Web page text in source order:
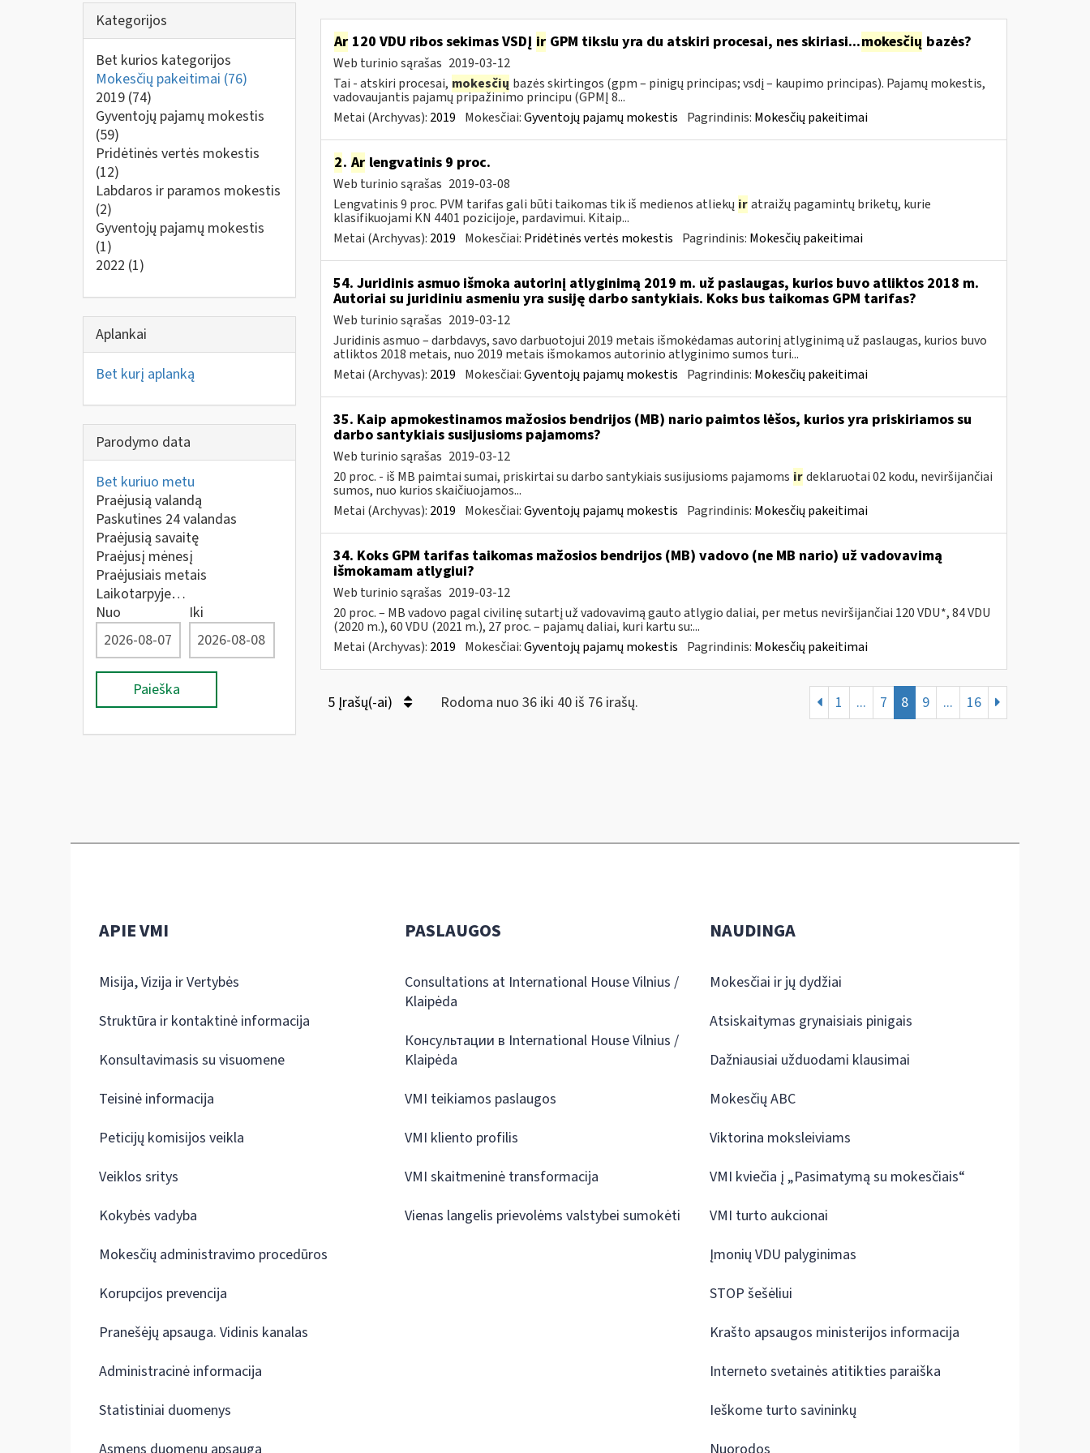
Kategorijos
Bet kurios kategorijos
Mokesčių pakeitimai (76)
2019 (74)
Gyventojų pajamų mokestis
(59)
Pridėtinės vertės mokestis
(12)
Labdaros ir paramos mokestis
(2)
Gyventojų pajamų mokestis
(1)
2022 (1)
Aplankai
Bet kurį aplanką
Parodymo data
Bet kuriuo metu
Praėjusią valandą
Paskutines 24 valandas
Praėjusią savaitę
Praėjusį mėnesį
Praėjusiais metais
Laikotarpyje…
Nuo
Iki
Paieška
Ar120 VDU ribos sekimas VSDĮ irGPM tikslu yra du atskiri procesai, nes skiriasi...mokesčių bazės?
Web turinio sąrašas 2019-03-12
Tai - atskiri procesai, mokesčių bazės skirtingos (gpm – pinigų principas; vsdį – kaupimo principas). Pajamų mokestis,
vadovaujantis pajamų pripažinimo principu (GPMĮ 8...
Metai (Archyvas): 2019 Mokesčiai:Gyventojų pajamų mokestis Pagrindinis: Mokesčių pakeitimai
2. Arlengvatinis 9 proc.
Web turinio sąrašas 2019-03-08
Lengvatinis 9 proc. PVM tarifas gali būti taikomas tik iš medienos atliekų ir atraižų pagamintų briketų, kurie
klasifikuojami KN 4401 pozicijoje, pardavimui. Kitaip...
Metai (Archyvas): 2019 Mokesčiai: Pridėtinės vertės mokestis Pagrindinis: Mokesčių pakeitimai
54. Juridinis asmuo išmoka autorinį atlyginimą 2019 m. už paslaugas, kurios buvo atliktos 2018 m.
Autoriai su juridiniu asmeniu yra susiję darbo santykiais. Koks bus taikomas GPM tarifas?
Web turinio sąrašas 2019-03-12
Juridinis asmuo – darbdavys, savo darbuotojui 2019 metais išmokėdamas autorinį atlyginimą už paslaugas, kurios buvo
atliktos 2018 metais, nuo 2019 metais išmokamos autorinio atlyginimo sumos turi...
Metai (Archyvas): 2019 Mokesčiai:Gyventojų pajamų mokestis Pagrindinis: Mokesčių pakeitimai
35. Kaip apmokestinamos mažosios bendrijos (MB) nario paimtos lėšos, kurios yra priskiriamos su
darbo santykiais susijusioms pajamoms?
Web turinio sąrašas 2019-03-12
20 proc. - iš MB paimtai sumai, priskirtai su darbo santykiais susijusioms pajamoms ir deklaruotai 02 kodu, neviršijančiai
sumos, nuo kurios skaičiuojamos...
Metai (Archyvas): 2019 Mokesčiai:Gyventojų pajamų mokestis Pagrindinis: Mokesčių pakeitimai
34. Koks GPM tarifas taikomas mažosios bendrijos (MB) vadovo (ne MB nario) už vadovavimą
išmokamam atlygiui?
Web turinio sąrašas 2019-03-12
20 proc. – MB vadovo pagal civilinę sutartį už vadovavimą gauto atlygio daliai, per metus neviršijančiai 120 VDU*, 84 VDU
(2020 m.), 60 VDU (2021 m.), 27 proc. – pajamų daliai, kuri kartu su:...
Metai (Archyvas): 2019 Mokesčiai:Gyventojų pajamų mokestis Pagrindinis: Mokesčių pakeitimai
5 Įrašų(-ai) Rodoma nuo 36 iki 40 iš 76 irašų. 1 ... 7 8 9 ... 16
APIE VMI
Misija, Vizija ir Vertybės
Struktūra ir kontaktinė informacija
Konsultavimasis su visuomene
Teisinė informacija
Peticijų komisijos veikla
Veiklos sritys
Kokybės vadyba
Mokesčių administravimo procedūros
Korupcijos prevencija
Pranešėjų apsauga. Vidinis kanalas
Administracinė informacija
Statistiniai duomenys
Asmens duomenų apsauga
PASLAUGOS
Consultations at International House Vilnius /
Klaipėda
Консультации в International House Vilnius /
Klaipėda
VMI teikiamos paslaugos
VMI kliento profilis
VMI skaitmeninė transformacija
Vienas langelis prievolėms valstybei sumokėti
NAUDINGA
Mokesčiai ir jų dydžiai
Atsiskaitymas grynaisiais pinigais
Dažniausiai užduodami klausimai
Mokesčių ABC
Viktorina moksleiviams
VMI kviečia į „Pasimatymą su mokesčiais“
VMI turto aukcionai
Įmonių VDU palyginimas
STOP šešėliui
Krašto apsaugos ministerijos informacija
Interneto svetainės atitikties paraiška
Ieškome turto savininkų
Nuorodos